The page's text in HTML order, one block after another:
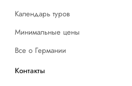
Календарь туров
Минимальные цены
Все о Германии
Контакты